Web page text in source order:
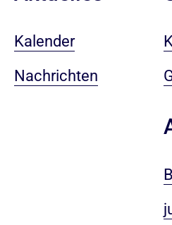
Kalender
Nachrichten